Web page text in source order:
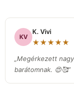
KV
K. Vivi
★★★★★
„Megérkezett
barátomnak. 😍🥰”